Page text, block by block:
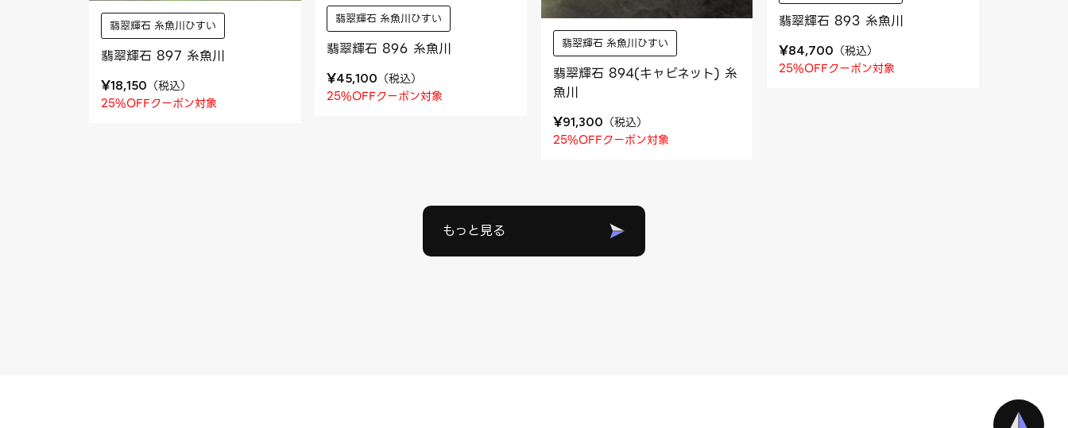
翡翠輝石 糸魚川ひすい
翡翠輝石 897 糸魚川
¥18,150 （税込）
25%OFFクーポン対象
翡翠輝石 糸魚川ひすい
翡翠輝石 896 糸魚川
¥45,100 （税込）
25%OFFクーポン対象
翡翠輝石 糸魚川ひすい
翡翠輝石 894(キャビネット) 糸
魚川
¥91,300 （税込）
25%OFFクーポン対象
翡翠輝石 893 糸魚川
¥84,700 （税込）
25%OFFクーポン対象
もっと見る